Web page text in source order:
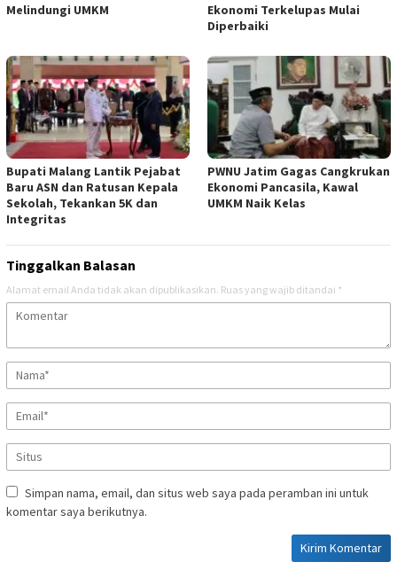
Melindungi UMKM
Ekonomi Terkelupas Mulai
Diperbaiki
Bupati Malang Lantik Pejabat
Baru ASN dan Ratusan Kepala
Sekolah, Tekankan 5K dan
Integritas
PWNU Jatim Gagas Cangkrukan
Ekonomi Pancasila, Kawal
UMKM Naik Kelas
Tinggalkan Balasan
Alamat email Anda tidak akan dipublikasikan. Ruas yang wajib ditandai *
Simpan nama, email, dan situs web saya pada peramban ini untuk
komentar saya berikutnya.